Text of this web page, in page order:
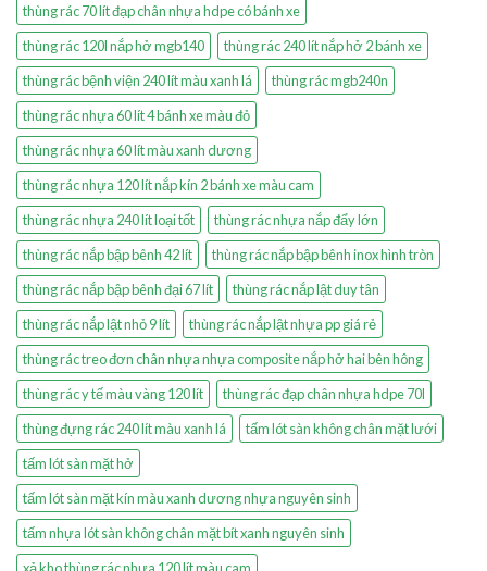
thùng rác 70 lít đạp chân nhựa hdpe có bánh xe
thùng rác 120l nắp hở mgb140
thùng rác 240 lít nắp hở 2 bánh xe
thùng rác bệnh viện 240 lít màu xanh lá
thùng rác mgb240n
thùng rác nhựa 60 lít 4 bánh xe màu đỏ
thùng rác nhựa 60 lít màu xanh dương
thùng rác nhựa 120 lít nắp kín 2 bánh xe màu cam
thùng rác nhựa 240 lít loại tốt
thùng rác nhựa nắp đẩy lớn
thùng rác nắp bập bênh 42 lít
thùng rác nắp bập bênh inox hình tròn
thùng rác nắp bập bênh đại 67 lít
thùng rác nắp lật duy tân
thùng rác nắp lật nhỏ 9 lít
thùng rác nắp lật nhựa pp giá rẻ
thùng rác treo đơn chân nhựa nhựa composite nắp hở hai bên hông
thùng rác y tế màu vàng 120 lít
thùng rác đạp chân nhựa hdpe 70l
thùng đựng rác 240 lít màu xanh lá
tấm lót sàn không chân mặt lưới
tấm lót sàn mặt hở
tấm lót sàn mặt kín màu xanh dương nhựa nguyên sinh
tấm nhựa lót sàn không chân mặt bít xanh nguyên sinh